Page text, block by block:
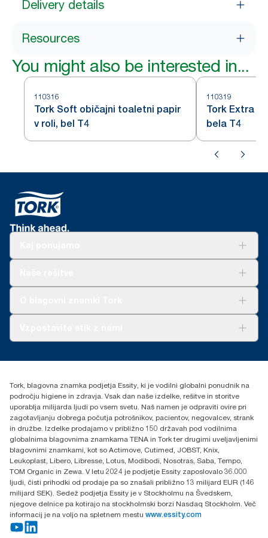
Delivery details
Resources
You might also be interested in...
110316
Tork Soft običajni toaletni papir
v roli, bel T4
110319
Tork Extra
bela T4
Essity Hungary Kft. Professional Hygiene
Budakeszi út 51.
Tork, blagovna znamka podjetja Essity, ki je vodilni globalni ponudnik na
področju higiene in zdravja. Vsak dan naše izdelke, rešitve in storitve
uporablja milijarda ljudi po vsem svetu. Naš namen je odpraviti ovire pri
zagotavljanju dobrega počutja potrošnikov, pacientov, negovalcev, strank
in družbe. Izdelke prodajamo v približno 150 državah pod vodilnima
globalnima blagovnima znamkama TENA in Tork ter drugimi uveljavljenimi
blagovnimi znamkami, kot so Actimove, Cutimed, JOBST, Knix,
Leukoplast, Libero, Libresse, Lotus, Modibodi, Nosotras, Saba, Tempo,
TOM Organic in Zewa. V letu 2024 je podjetje Essity zaposlovalo 36.000
ljudi, čisti prihodki od prodaje pa so znašali približno 13 milijard EUR (146
milijard SEK). Sedež podjetja Essity je v Stockholmu na Švedskem,
njegove delnice pa kotirajo na stockholmski borzi Nasdaq Stockholm. Več
informacij je na voljo na spletnem mestu www.essity.com